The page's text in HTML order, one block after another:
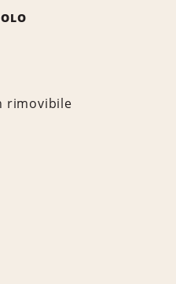
rimovibile